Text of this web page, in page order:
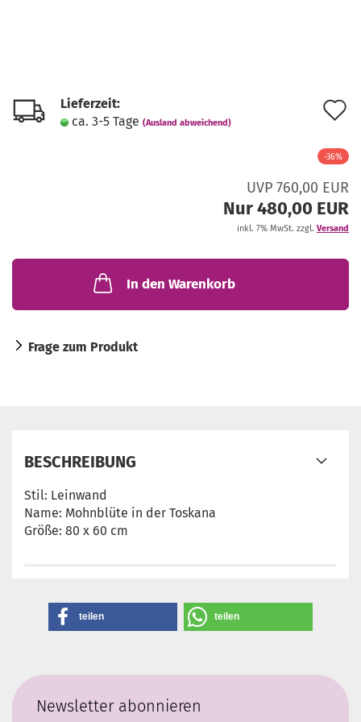
Lieferzeit:
ca. 3-5 Tage (Ausland abweichend)
-36%
UVP 760,00 EUR
Nur 480,00 EUR
inkl. 7% MwSt. zzgl. Versand
In den Warenkorb
Frage zum Produkt
BESCHREIBUNG
Stil: Leinwand
Name: Mohnblüte in der Toskana
Größe: 80 x 60 cm
teilen teilen
Newsletter abonnieren